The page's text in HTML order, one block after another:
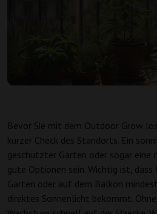
Bevor Sie mit dem Outdoor Grow
kurzer Check des Standorts. Ein
geschützter Garten oder sogar eine
gute Optionen sein. Wichtig ist, dass
Garten oder auf dem Balkon
direktes Sonnenlicht bekommt.